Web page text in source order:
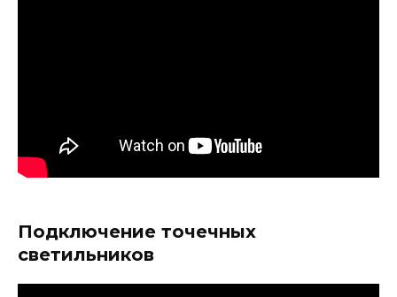
Подключение точечных
светильников